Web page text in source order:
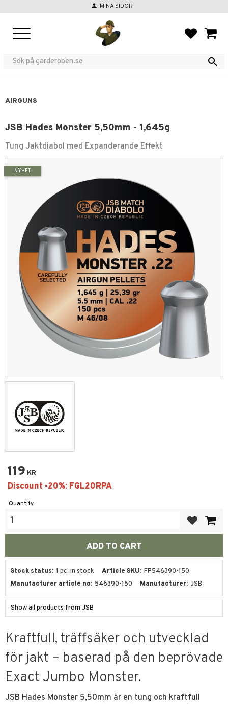
person MINA SIDOR
AIRGUNS
JSB Hades Monster 5,50mm - 1,645g
Tung Jaktdiabol med Expanderande Effekt
NYHET
119 KR
Quantity
Stock status 1 pc. in stock Article SKU FP546390-150
Manufacturer article no
546390-150 Manufacturer JSB
Show all products from JSB
Kraftfull, träffsäker och utvecklad
för jakt – baserad på den beprövade
Exact Jumbo Monster.
JSB Hades Monster 5,50mm är en tung och kraftfull